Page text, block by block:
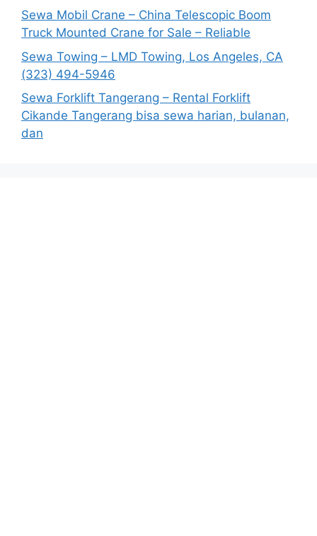
Sewa Mobil Crane – China Telescopic Boom
Truck Mounted Crane for Sale – Reliable
Sewa Towing – LMD Towing, Los Angeles, CA
(323) 494-5946
Sewa Forklift Tangerang – Rental Forklift
Cikande Tangerang bisa sewa harian, bulanan,
dan